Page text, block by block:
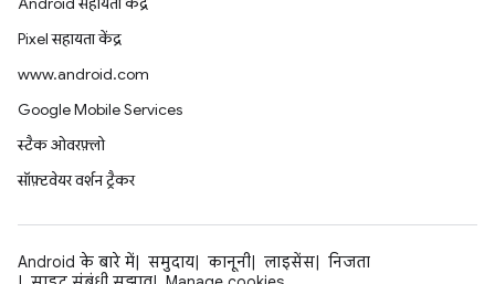
Pixel सहायता केंद्र
www.android.com
Google Mobile Services
स्टैक ओवरफ़्लो
सॉफ़्टवेयर वर्शन ट्रैकर
Android के बारे में समुदाय कानूनी लाइसेंस
निजता